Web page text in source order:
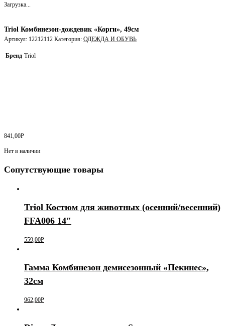
Загрузка...
Triol Комбинезон-дождевик «Корги», 49см
Артикул: 12212112 Категория: ОДЕЖДА И ОБУВЬ
Бренд Triol
841,00Р
Нет в наличии
Сопутствующие товары
Triol Костюм для животных (осенний/весенний)
FFA006 14″
559,00Р
Гамма Комбинезон демисезонный «Пекинес»,
32см
962,00Р